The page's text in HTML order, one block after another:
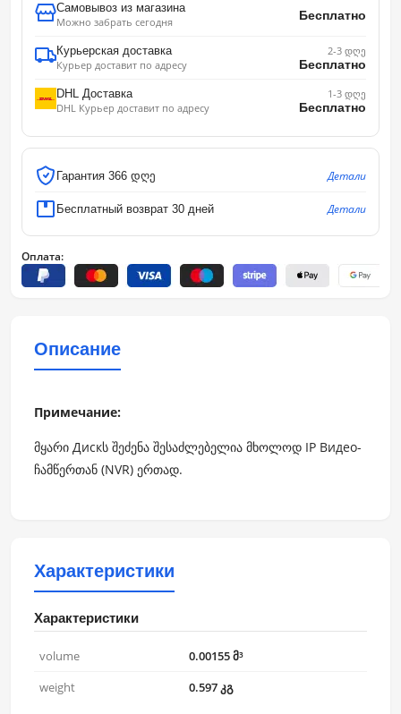
Самовывоз из магазина
Можно забрать сегодня
Бесплатно
Курьерская доставка
Курьер доставит по адресу
2-3 დღე
Бесплатно
DHL Доставка
DHL Курьер доставит по адресу
1-3 დღე
Бесплатно
Гарантия 366 დღე Детали
Бесплатный возврат 30 дней Детали
Оплата:
Описание
Примечание:
მყარი Дискს შეძენა შესაძლებელია მხოლოდ IP Видео-
ჩამწერთან (NVR) ერთად.
Характеристики
Характеристики
volume
0.00155 მ³
weight
0.597 კგ